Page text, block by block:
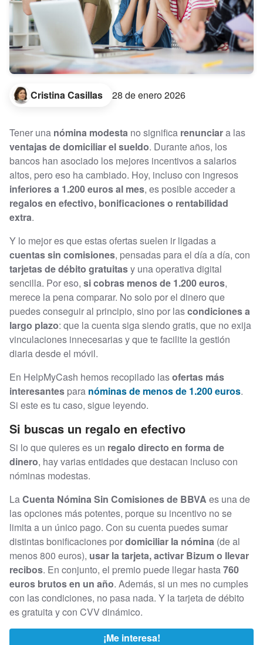
Cristina Casillas 28 de enero 2026
Tener una nómina modesta no significa renunciara las
ventajas de domiciliar el sueldo. Durante años, los
bancos han asociado los mejores incentivos a salarios
altos, pero eso ha cambiado. Hoy, incluso con ingresos
inferiores a 1.200 euros al mes, es posible acceder a
regalos en efectivo, bonificaciones o rentabilidad
extra.
Y lo mejor es que estas ofertas suelen ir ligadas a
cuentas sin comisiones, pensadas para el día a día, con
tarjetas de débito gratuitasy una operativa digital
sencilla. Por eso, si cobras menos de 1.200 euros,
merece la pena comparar. No solo por el dinero que
puedes conseguir al principio, sino por lascondiciones a
largo plazo: que la cuenta siga siendo gratis, que no exija
vinculaciones innecesarias y que te facilite la gestión
diaria desde el móvil.
En HelpMyCash hemos recopilado lasofertas más
interesantes para nóminas de menos de 1.200 euros.
Si este es tu caso, sigue leyendo.
Si buscas un regalo en efectivo
Si lo que quieres es un regalo directo en forma de
dinero, hay varias entidades que destacan incluso con
nóminas modestas.
LaCuenta Nómina Sin Comisiones de BBVA es una de
las opciones más potentes, porque su incentivo no se
limita a un único pago. Con su cuenta puedes sumar
distintas bonificaciones pordomiciliar la nómina (de al
menos 800 euros), usar la tarjeta, activar Bizum o llevar
recibos. En conjunto, el premio puede llegar hasta760
euros brutos en un año. Además, si un mes no cumples
con las condiciones, no pasa nada. Y la tarjeta de débito
es gratuita y con CVV dinámico.
¡Me interesa!